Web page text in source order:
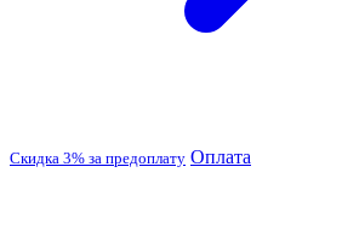
Скидка 3% за предоплату Оплата